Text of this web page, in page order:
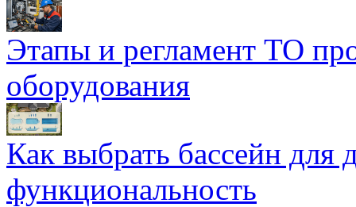
Этапы и регламент ТО
оборудования
Как выбрать бассейн для
функциональность